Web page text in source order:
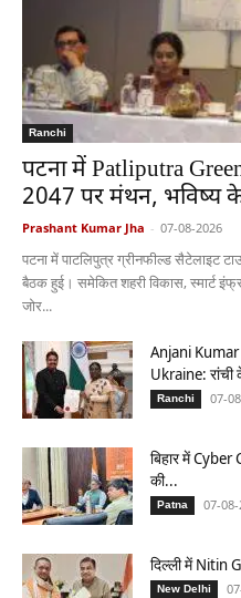
Ranchi
पटना में Patliputra
2047 पर मंथन, भविष्य
Prashant Kumar Jha - 07-08-2026
पटना में पाटलिपुत्र ग्रीनफील्ड सैटेलाइट
बैठक हुई। समेकित शहरी विकास, स्मार्ट
जोर...
Anjani
Ukraine:
Ranchi 07-
बिहार में
की...
Patna 07-
दिल्ली में Nitin
New Delhi